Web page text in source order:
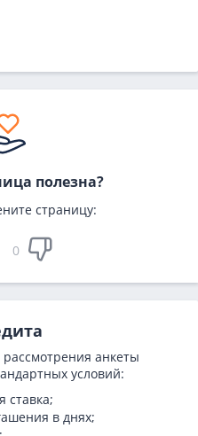
полезна?
страницу:
0
анкеты
условий:
ставка;
в днях;